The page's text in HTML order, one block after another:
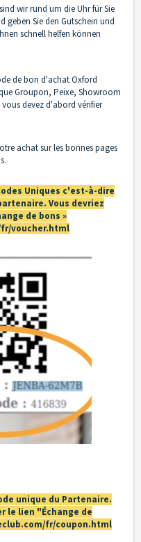
wir rund um die Uhr für Sie
geben Sie den Gutschein und
schnell helfen können
de bon d'achat Oxford
Groupon, Peixe, Showroom
devez d'abord vérifier
achat sur les bonnes pages
Uniques c'est-à-dire
Vous devriez
de bons »
voucher.html
unique du Partenaire.
le lien "Échange de
fr/coupon.html